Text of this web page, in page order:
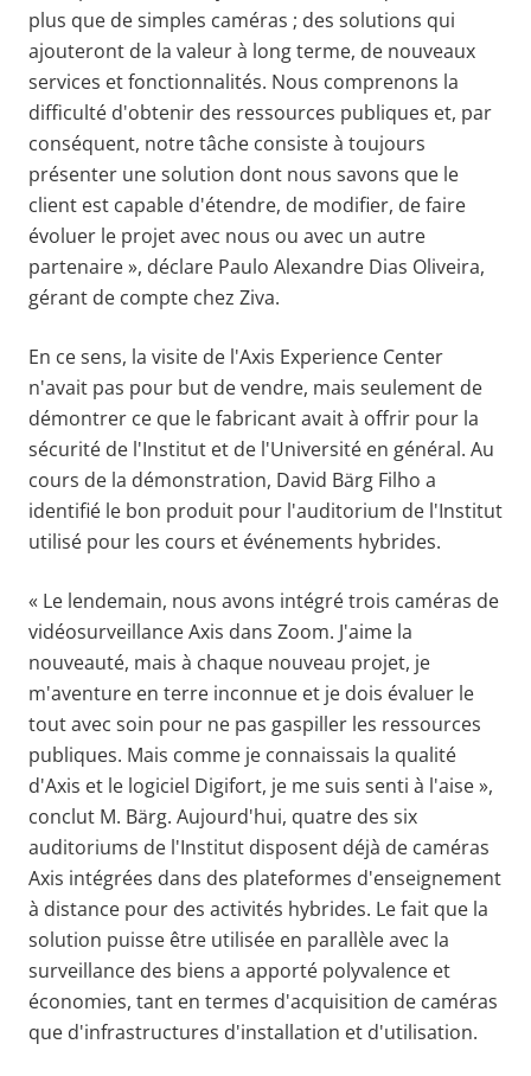
plus que de simples caméras ; des solutions qui
ajouteront de la valeur à long terme, de nouveaux
services et fonctionnalités. Nous comprenons la
difficulté d'obtenir des ressources publiques et, par
conséquent, notre tâche consiste à toujours
présenter une solution dont nous savons que le
client est capable d'étendre, de modifier, de faire
évoluer le projet avec nous ou avec un autre
partenaire », déclare Paulo Alexandre Dias Oliveira,
gérant de compte chez Ziva.
En ce sens, la visite de l'Axis Experience Center
n'avait pas pour but de vendre, mais seulement de
démontrer ce que le fabricant avait à offrir pour la
sécurité de l'Institut et de l'Université en général. Au
cours de la démonstration, David Bärg Filho a
identifié le bon produit pour l'auditorium de l'Institut
utilisé pour les cours et événements hybrides.
« Le lendemain, nous avons intégré trois caméras de
vidéosurveillance Axis dans Zoom. J'aime la
nouveauté, mais à chaque nouveau projet, je
m'aventure en terre inconnue et je dois évaluer le
tout avec soin pour ne pas gaspiller les ressources
publiques. Mais comme je connaissais la qualité
d'Axis et le logiciel Digifort, je me suis senti à l'aise »,
conclut M. Bärg. Aujourd'hui, quatre des six
auditoriums de l'Institut disposent déjà de caméras
Axis intégrées dans des plateformes d'enseignement
à distance pour des activités hybrides. Le fait que la
solution puisse être utilisée en parallèle avec la
surveillance des biens a apporté polyvalence et
économies, tant en termes d'acquisition de caméras
que d'infrastructures d'installation et d'utilisation.